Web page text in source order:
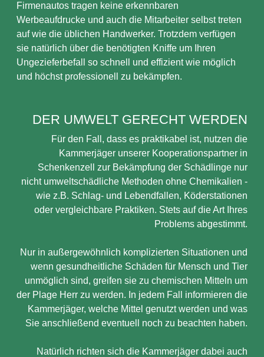
Firmenautos tragen keine erkennbaren
Werbeaufdrucke und auch die Mitarbeiter selbst treten
auf wie die üblichen Handwerker. Trotzdem verfügen
sie natürlich über die benötigten Kniffe um Ihren
Ungezieferbefall so schnell und effizient wie möglich
und höchst professionell zu bekämpfen.
DER UMWELT GERECHT WERDEN
Für den Fall, dass es praktikabel ist, nutzen die
Kammerjäger unserer Kooperationspartner in
Schenkenzell zur Bekämpfung der Schädlinge nur
nicht umweltschädliche Methoden ohne Chemikalien -
wie z.B. Schlag- und Lebendfallen, Köderstationen
oder vergleichbare Praktiken. Stets auf die Art Ihres
Problems abgestimmt.
Nur in außergewöhnlich komplizierten Situationen und
wenn gesundheitliche Schäden für Mensch und Tier
unmöglich sind, greifen sie zu chemischen Mitteln um
der Plage Herr zu werden. In jedem Fall informieren die
Kammerjäger, welche Mittel genutzt werden und was
Sie anschließend eventuell noch zu beachten haben.
Natürlich richten sich die Kammerjäger dabei auch